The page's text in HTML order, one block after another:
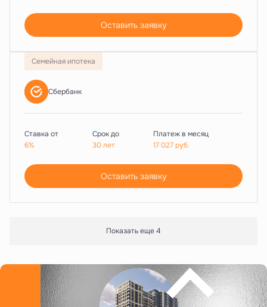
Оставить заявку
Семейная ипотека
Сбербанк
Ставка от
6%
Срок до
30 лет
Платеж в месяц
17 027руб.
Оставить заявку
Показать еще 4